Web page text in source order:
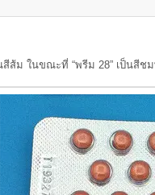
นขณะที่ “พรีม 28” เป็นสีชม